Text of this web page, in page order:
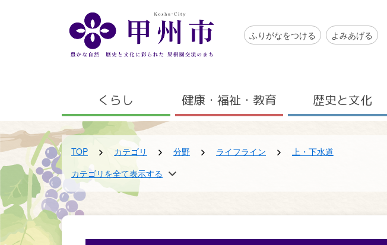
アクセシビリティツール
ふりがなをつける よみあげる
くらし 健康・福祉・教育 歴史と文化
TOP カテゴリ 分野 ライフライン
上・下水道
カテゴリ
区分
新着情報
カテゴリ
くらしの早わかり検索
引越し・住まい
組織
上下水道課
カテゴリを全て表示する